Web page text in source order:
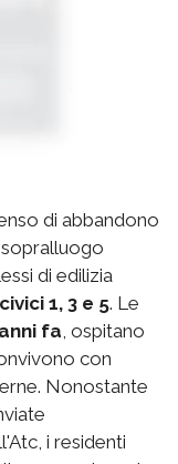
di abbandono
di edilizia
1, 3 e 5. Le
fa, ospitano
con
Nonostante
i residenti